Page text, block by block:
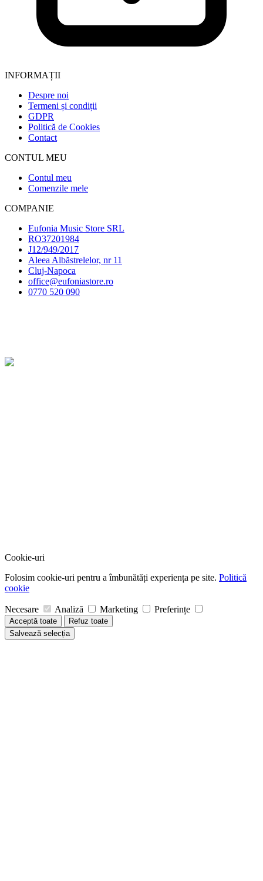
INFORMAȚII
Despre noi
Termeni și condiții
GDPR
Politică de Cookies
Contact
CONTUL MEU
Contul meu
Comenzile mele
COMPANIE
Eufonia Music Store SRL
RO37201984
J12/949/2017
Aleea Albăstrelelor, nr 11
Cluj-Napoca
office@eufoniastore.ro
0770 520 090
Cookie-uri
Folosim cookie-uri pentru a îmbunătăți experiența pe site. Politică
cookie
Necesare Analiză Marketing Preferințe
Acceptă toate
Refuz toate
Salvează selecția